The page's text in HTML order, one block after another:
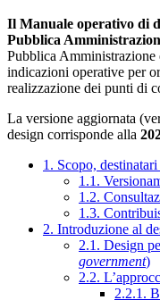
Il Manuale operativo di
Pubblica
Pubblica
indicazioni operative per
realizzazione dei punti di
La versione aggiornata
design corrisponde alla
1. Scopo,
1.1.
1.2.
1.3.
2. Introduzione al
2.1. Design
government)
2.2.
2.2.1.